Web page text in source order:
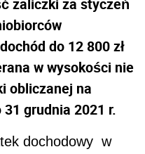
zaliczki za styczeń
do 12 800 zł
w wysokości nie
obliczanej na
grudnia 2021 r.
dochodowy w